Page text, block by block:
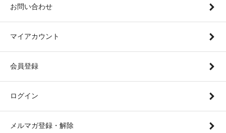
お問い合わせ
マイアカウント
会員登録
ログイン
メルマガ登録・解除